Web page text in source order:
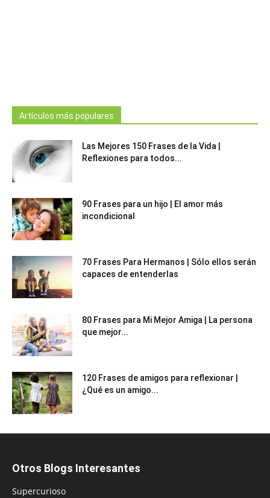
Artículos más populares
Las Mejores 150 Frases de la Vida |
Reflexiones para todos...
90 Frases para un hijo | El amor más
incondicional
70 Frases Para Hermanos | Sólo ellos serán
capaces de entenderlas
80 Frases para Mi Mejor Amiga | La persona
que mejor...
120 Frases de amigos para reflexionar |
¿Qué es un amigo...
Otros Blogs Interesantes
Supercurioso